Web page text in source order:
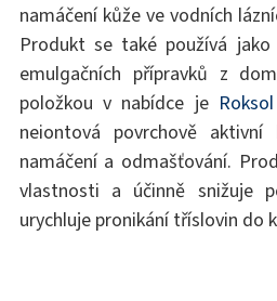
namáčení kůže ve vodních
Produkt se také používá
emulgačních přípravků z
položkou v nabídce je
neiontová povrchově
namáčení a odmašťování.
vlastnosti a účinně snižuje
urychluje pronikání tříslovin do